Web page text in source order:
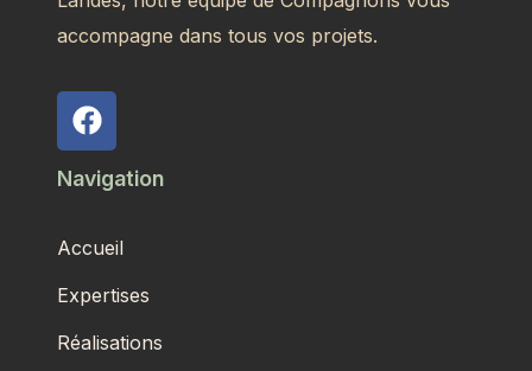
accompagne dans tous vos projets.
Navigation
Accueil
Expertises
Réalisations